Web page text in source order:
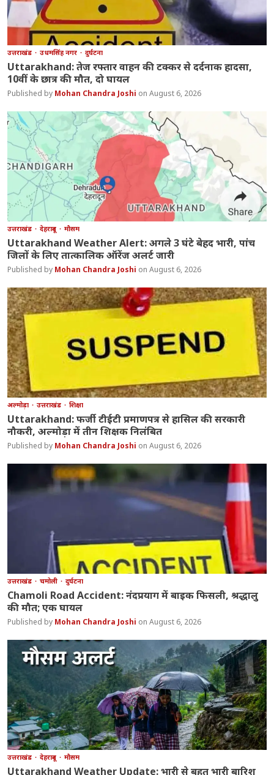
उत्तराखंड उधमसिंह नगर दुर्घटना
Uttarakhand: तेज रफ्तार वाहन की टक्कर से दर्दनाक हादसा,
10वीं के छात्र की मौत, दो घायल
Mohan Chandra Joshi August 6, 2026
उत्तराखंड देहरादून मौसम
Uttarakhand Weather Alert: अगले 3 घंटे बेहद भारी, पांच
जिलों के लिए तात्कालिक ऑरेंज अलर्ट जारी
Mohan Chandra Joshi August 6, 2026
अल्मोड़ा उत्तराखंड शिक्षा
Uttarakhand: फर्जी टीईटी प्रमाणपत्र से हासिल की सरकारी
नौकरी, अल्मोड़ा में तीन शिक्षक निलंबित
Mohan Chandra Joshi August 6, 2026
उत्तराखंड चमोली दुर्घटना
Chamoli Road Accident: नंदप्रयाग में बाइक फिसली, श्रद्धालु
की मौत; एक घायल
Mohan Chandra Joshi August 6, 2026
उत्तराखंड देहरादून मौसम
Uttarakhand Weather Update: भारी से बहुत भारी बारिश